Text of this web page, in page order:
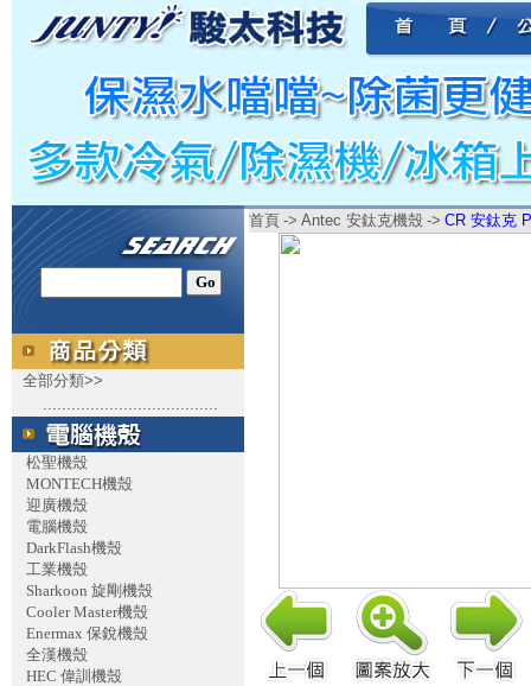
全部分類>>
.....................................
松聖機殼
MONTECH機殼
迎廣機殼
電腦機殼
DarkFlash機殼
工業機殼
Sharkoon 旋剛機殼
Cooler Master機殼
Enermax 保銳機殼
全漢機殼
HEC 偉訓機殼
首頁 -> Antec 安鈦克機殼 -> CR 安鈦克